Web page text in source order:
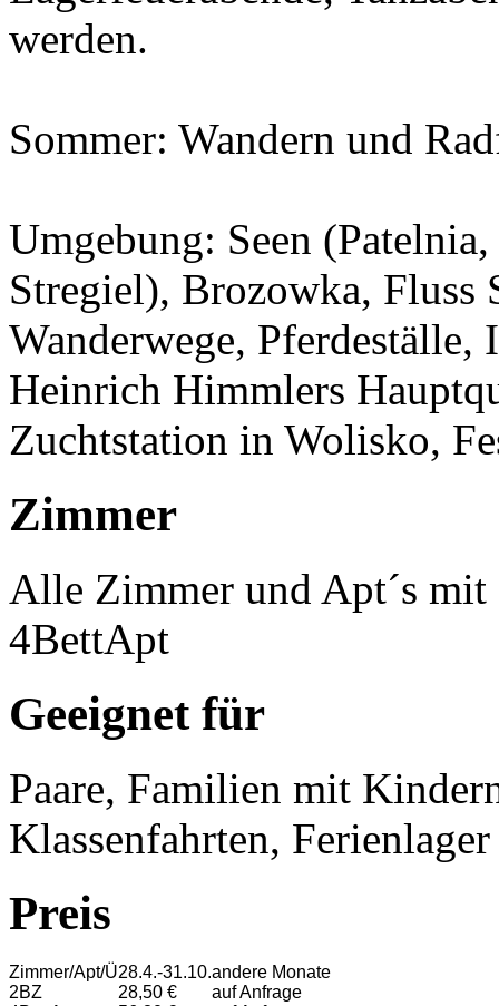
werden.
Sommer: Wandern und
Umgebung: Seen
Stregiel), Brozowka, Fluss
Wanderwege,
Heinrich Himmlers
Zuchtstation in Wolisko,
Zimmer
Alle Zimmer und Apt´s
4BettApt
Geeignet für
Paare, Familien mit
Klassenfahrten, Ferienlager
Preis
Zimmer/Apt/Ü28.4.-31.10.andere Monate
2BZ
28,50 €
auf Anfrage